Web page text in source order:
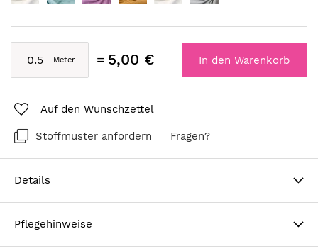
5,00 € In den Warenkorb
Auf den Wunschzettel
Stoffmuster anfordern Fragen?
Details
Pflegehinweise